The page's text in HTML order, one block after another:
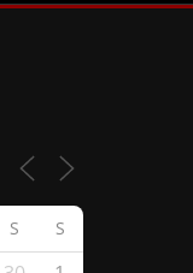
S S